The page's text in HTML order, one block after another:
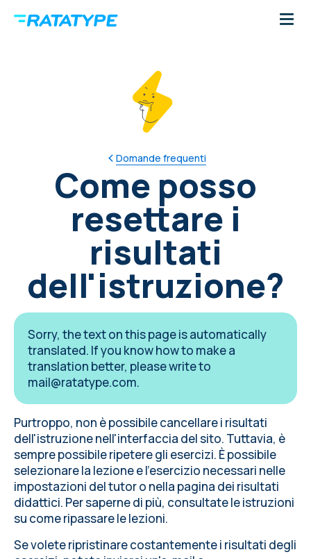
Domande frequenti
Come posso
resettare i
risultati
dell'istruzione?
Sorry, the text on this page is automatically
translated. If you know how to make a
translation better, please write to
mail@ratatype.com.
Purtroppo, non è possibile cancellare i risultati
dell'istruzione nell'interfaccia del sito. Tuttavia, è
sempre possibile ripetere gli esercizi. È possibile
selezionare la lezione e l'esercizio necessari nelle
impostazioni del tutor o nella pagina dei risultati
didattici. Per saperne di più, consultate leistruzioni
su come ripassare le lezioni.
Se volete ripristinare costantemente i risultati degli